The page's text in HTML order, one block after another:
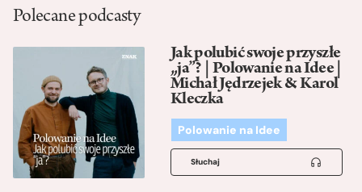
Polecane podcasty
Jak polubić swoje przyszłe
„ja”? | Polowanie na Idee |
Michał Jędrzejek & Karol
Kleczka
Polowanie na Idee
Słuchaj